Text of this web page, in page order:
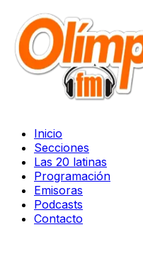
Inicio
Secciones
Las 20 latinas
Programación
Emisoras
Podcasts
Contacto